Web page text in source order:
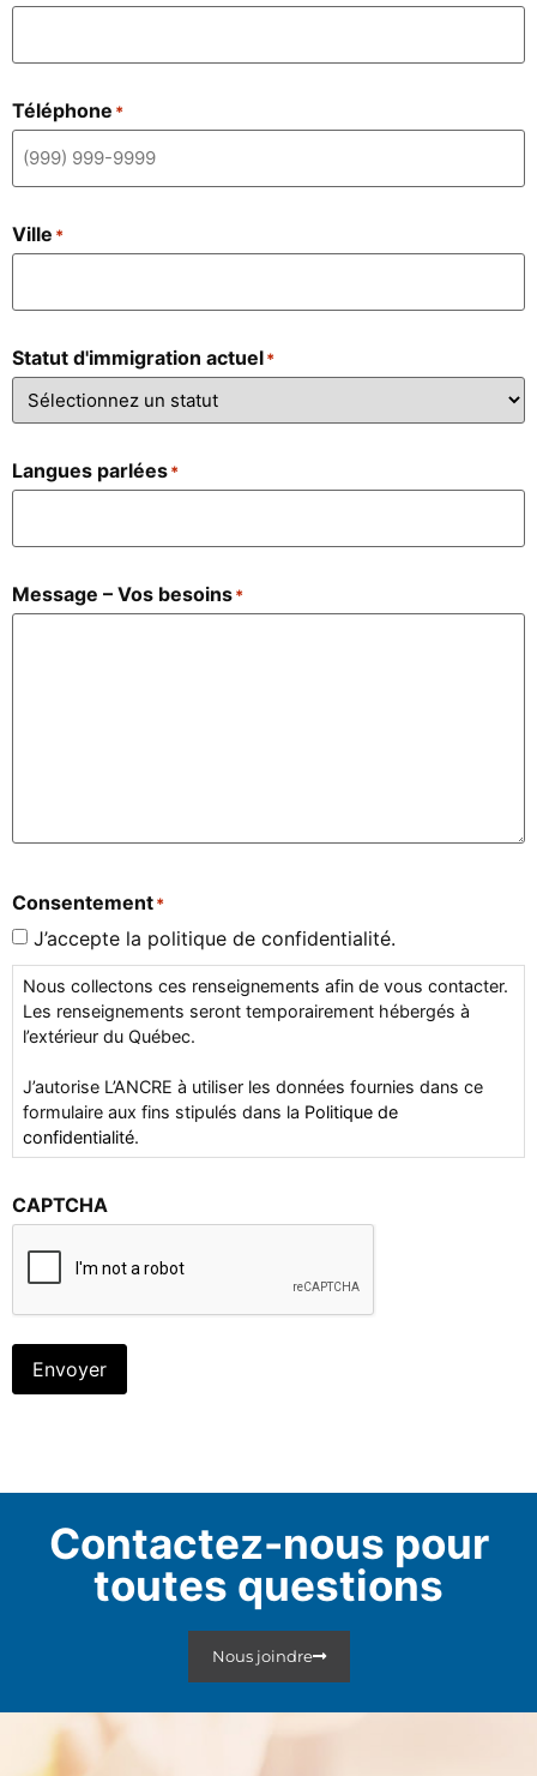
Téléphone *
Ville *
Statut d'immigration actuel*
Langues parlées*
Message – Vos besoins*
Consentement*
J’accepte la politique de confidentialité.
Nous collectons ces renseignements afin de vous contacter.
Les renseignements seront temporairement hébergés à
l’extérieur du Québec.
J’autorise L’ANCRE à utiliser les données fournies dans ce
formulaire aux fins stipulés dans la Politique de
confidentialité.
CAPTCHA
Envoyer
Contactez-nous pour
toutes questions
Nous joindre